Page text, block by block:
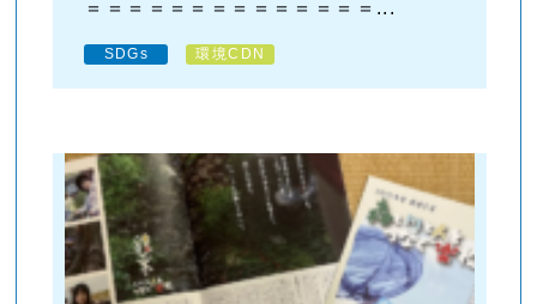
＝＝＝＝＝＝＝＝＝＝＝＝＝＝...
SDGs 環境CDN